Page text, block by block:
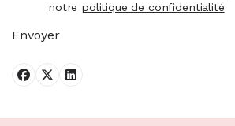
notre politique de confidentialité
Envoyer
Partager sur facebook
Partager sur X
Publier sur Linkedin